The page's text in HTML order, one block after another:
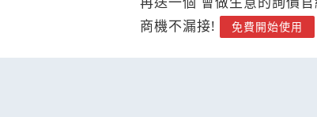
商機不漏接!
免費開始使用